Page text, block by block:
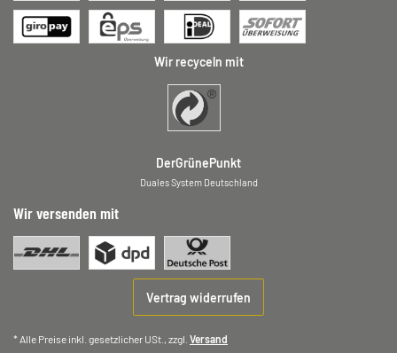
Wir recyceln mit
DerGrünePunkt
Duales System Deutschland
Wir versenden mit
Vertrag widerrufen
* Alle Preise inkl. gesetzlicher USt., zzgl. Versand